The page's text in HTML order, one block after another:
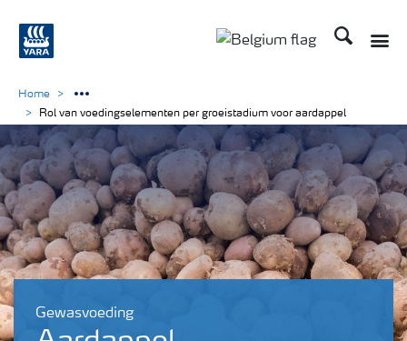
Zoek op
Gewasvoeding
Home
Rol van voedingselementen per groeistadium voor aardappel